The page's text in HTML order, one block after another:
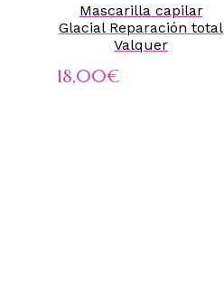
Mascarilla capilar
Glacial Reparación total
Valquer
18,00€